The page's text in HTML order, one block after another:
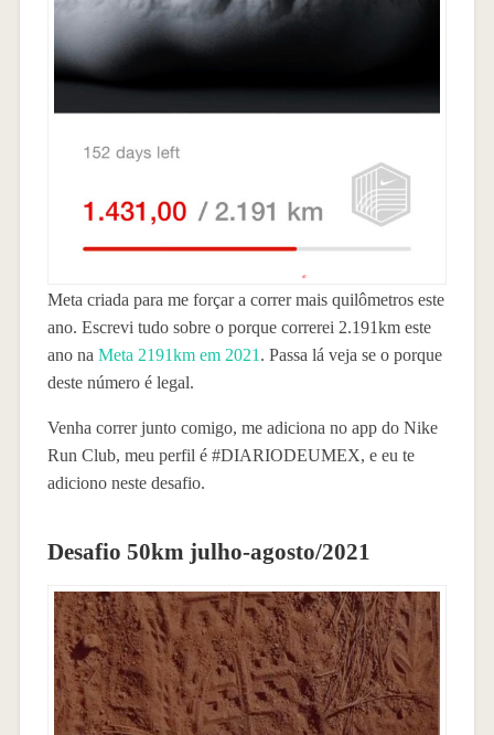
Meta criada para me forçar a correr mais quilômetros este
ano. Escrevi tudo sobre o porque correrei 2.191km este
ano na Meta 2191km em 2021 . Passa lá veja se o porque
deste número é legal.
Venha correr junto comigo, me adiciona no app do Nike
Run Club, meu perfil é #DIARIODEUMEX, e eu te
adiciono neste desafio.
Desafio 50km julho-agosto/2021